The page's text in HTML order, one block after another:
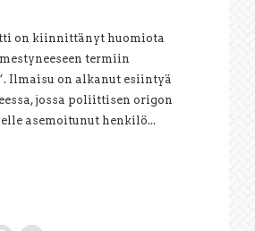
on kiinnittänyt huomiota
termiin
Ilmaisu on alkanut esiintyä
jossa poliittisen origon
asemoitunut henkilö...